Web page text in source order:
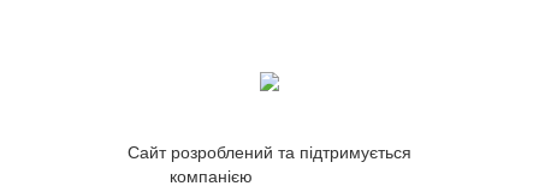
Сайт розроблений та підтримується
компанією